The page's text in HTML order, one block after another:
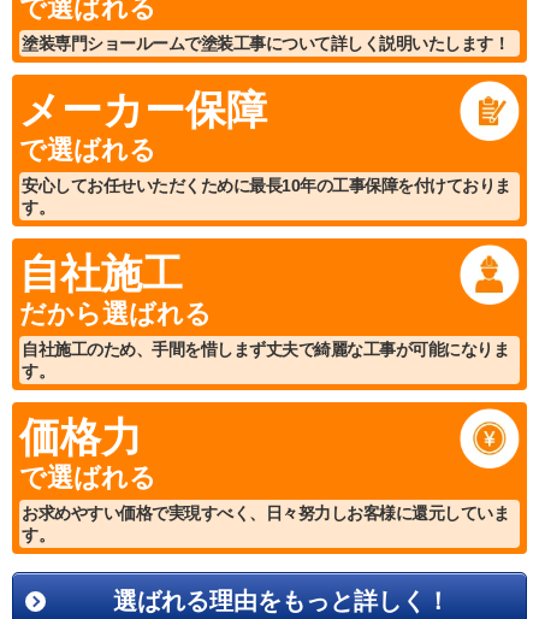
で選ばれる
塗装専門ショールームで塗装工事について詳しく説明いたします！
メーカー保障
で選ばれる
安心してお任せいただくために最長10年の工事保障を付けておりま
す。
自社施工
だから選ばれる
自社施工のため、手間を惜しまず丈夫で綺麗な工事が可能になりま
す。
価格力
で選ばれる
お求めやすい価格で実現すべく、日々努力しお客様に還元していま
す。
選ばれる理由をもっと詳しく！